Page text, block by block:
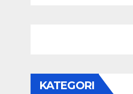
KATEGORI